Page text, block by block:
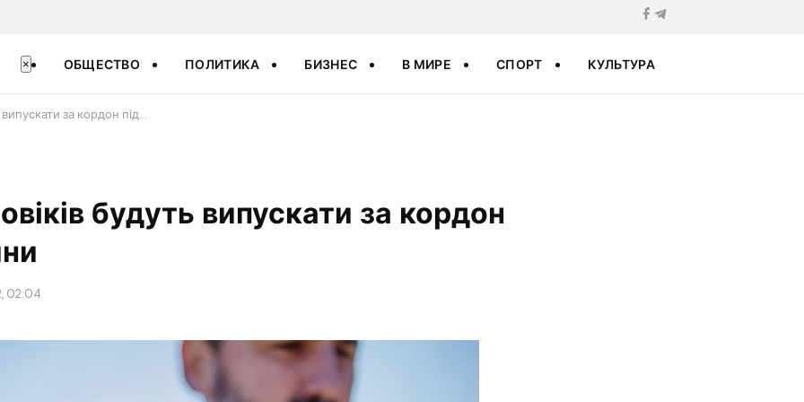
× ОБЩЕСТВО ПОЛИТИКА БИЗНЕС В МИРЕ СПОРТ КУЛЬТУРА
випускати за кордон під…
будуть випускати за кордон
02:04